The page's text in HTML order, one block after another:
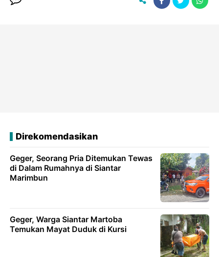
Direkomendasikan
Geger, Seorang Pria Ditemukan Tewas
di Dalam Rumahnya di Siantar
Marimbun
Geger, Warga Siantar Martoba
Temukan Mayat Duduk di Kursi